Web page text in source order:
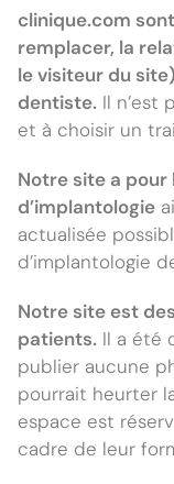
clinique.com
remplacer, la
le visiteur du
dentiste. Il n’est
et à choisir un
Notre site a
d’implantologie
actualisée
d’implantologie
Notre site est
patients. Il a été
publier aucune
pourrait heurter
espace est
cadre de leur